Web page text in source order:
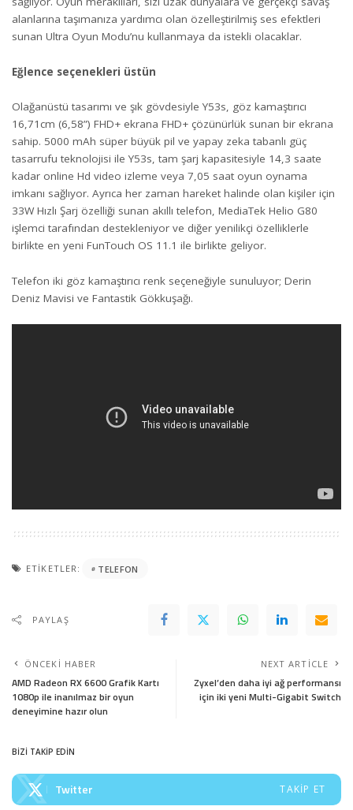
alanlarına taşımanıza yardımcı olan özelleştirilmiş ses efektleri
sunan Ultra Oyun Modu’nu kullanmaya da istekli olacaklar.
Eğlence seçenekleri üstün
Olağanüstü tasarımı ve şık gövdesiyle Y53s, göz kamaştırıcı
16,71cm (6,58”) FHD+ ekrana FHD+ çözünürlük sunan bir ekrana
sahip. 5000 mAh süper büyük pil ve yapay zeka tabanlı güç
tasarrufu teknolojisi ile Y53s, tam şarj kapasitesiyle 14,3 saate
kadar online Hd video izleme veya 7,05 saat oyun oynama
imkanı sağlıyor. Ayrıca her zaman hareket halinde olan kişiler için
33W Hızlı Şarj özelliği sunan akıllı telefon, MediaTek Helio G80
işlemci tarafından destekleniyor ve diğer yenilikçi özelliklerle
birlikte en yeni FunTouch OS 11.1 ile birlikte geliyor.
Telefon iki göz kamaştırıcı renk seçeneğiyle sunuluyor; Derin
Deniz Mavisi ve Fantastik Gökkuşağı.
ETIKETLER: TELEFON
PAYLAŞ
ÖNCEKI HABER
AMD Radeon RX 6600 Grafik Kartı
1080p ile inanılmaz bir oyun
deneyimine hazır olun
NEXT ARTICLE
Zyxel’den daha iyi ağ performansı
için iki yeni Multi-Gigabit Switch
BİZİ TAKİP EDİN
Twitter TAKIP ET